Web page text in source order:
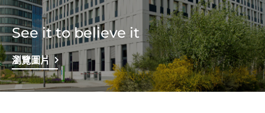
See it to believe it
瀏覽圖片